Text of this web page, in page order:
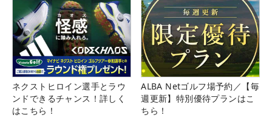
ネクストヒロイン選手とラウ
ンドできるチャンス！詳しく
はこちら！
ALBA Netゴルフ場予約／【毎
週更新】特別優待プランはこ
ちら！